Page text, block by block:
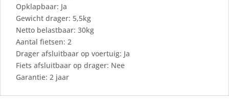
Opklapbaar: Ja
Gewicht drager: 5,5kg
Netto belastbaar: 30kg
Aantal fietsen: 2
Drager afsluitbaar op voertuig: Ja
Fiets afsluitbaar op drager: Nee
Garantie: 2 jaar